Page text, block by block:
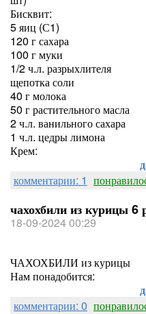
Бисквит:
5 яиц (С1)
120 г сахара
100 г муки
1/2 ч.л. разрыхлителя
щепотка соли
40 г молока
50 г растительного масла
2 ч.л. ванильного сахара
1 ч.л. цедры лимона
Крем:
комментарии: 1
чахохбили из курицы 6
18-09-2024 00:29
ЧАХОХБИЛИ из курицы
Нам понадобится:
комментарии: 0